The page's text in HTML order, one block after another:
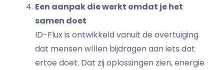
Een aanpak die werkt omdat je het
samen doet
ID-Flux is ontwikkeld vanuit de overtuiging
dat mensen wíllen bijdragen aan iets dat
ertoe doet. Dat zij oplossingen zien, energie